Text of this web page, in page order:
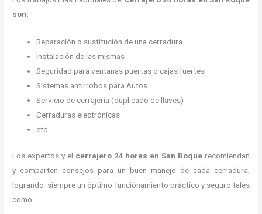
son:
Reparación o sustitución de una cerradura
Instalación de las mismas
Seguridad para ventanas puertas o cajas fuertes
Sistemas antirrobos para Autos
Servicio de cerrajería (duplicado de llaves)
Cerraduras electrónicas
etc
Los expertos y el cerrajero 24 horas en San Roque recomiendan
y comparten consejos para un buen manejo de cada cerradura,
logrando siempre un óptimo funcionamiento práctico y seguro tales
como: